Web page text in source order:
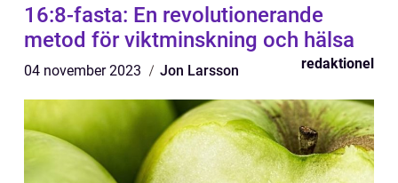
16:8-fasta: En revolutionerande
metod för viktminskning och hälsa
04 november 2023 Jon Larsson redaktionel